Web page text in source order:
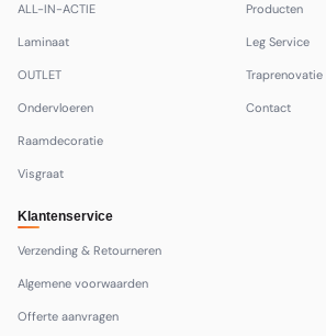
ALL-IN-ACTIE
Laminaat
OUTLET
Ondervloeren
Raamdecoratie
Visgraat
Producten
Leg Service
Traprenovatie
Contact
Klantenservice
Verzending & Retourneren
Algemene voorwaarden
Offerte aanvragen